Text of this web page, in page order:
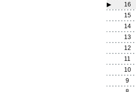
▶
16
15
14
13
12
11
10
9